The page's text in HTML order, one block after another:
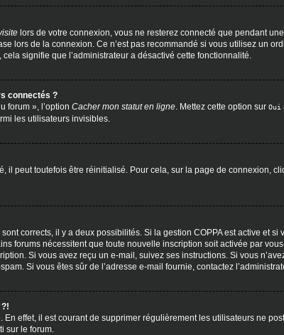
lors de votre connexion, vous ne resterez connecté que pendant
lors de la connexion. Ce n’est pas recommandé si vous utilisez un
signifie que l’administrateur a désactivé cette fonctionnalité.
connectés ?
forum », l’option Cacher mon statut en ligne . Mettez cette option sur Oui
les utilisateurs invisibles.
il peut toutefois être réinitialisé. Pour cela, sur la page de connexion,
corrects, il y a deux possibilités. Si la gestion COPPA est active et
forums nécessitent que toute nouvelle inscription soit activée par
Si vous avez reçu un e-mail, suivez ses instructions. Si vous
Si vous êtes sûr de l’adresse e-mail fournie, contactez
effet, il est courant de supprimer régulièrement les utilisateurs ne
sur le forum.